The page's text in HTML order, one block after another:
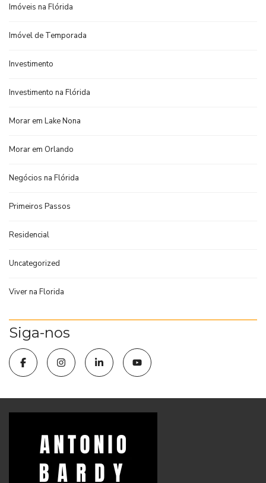
Imóveis na Flórida
Imóvel de Temporada
Investimento
Investimento na Flórida
Morar em Lake Nona
Morar em Orlando
Negócios na Flórida
Primeiros Passos
Residencial
Uncategorized
Viver na Florida
Siga-nos